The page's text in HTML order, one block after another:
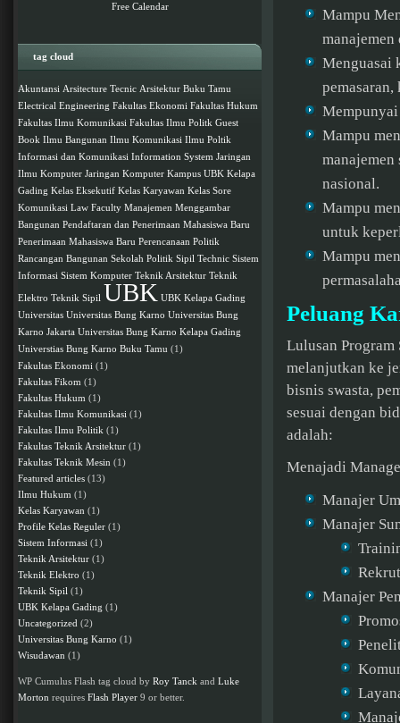
Mampu
manajemen
Menguasai
pemasaran,
Mempunyai
Mampu
nasional.
Mampu
untuk
Mampu
Peluang
Lulusan
melanjutkan ke
bisnis swasta,
sesuai dengan
adalah:
Menajadi
Manajer
Manajer
Manajer
Free Calendar
tag cloud
Akuntansi Arsitecture Tecnic Arsitektur Buku Tamu
Electrical Engineering Fakultas Ekonomi Fakultas Hukum
Fakultas Ilmu Komunikasi Fakultas Ilmu Politk Guest
Book Ilmu Bangunan Ilmu Komunikasi Ilmu Poltik
Informasi dan Komunikasi Information System Jaringan
Ilmu Komputer Jaringan Komputer Kampus UBK Kelapa
Gading Kelas Eksekutif Kelas Karyawan Kelas Sore
Komunikasi Law Faculty Manajemen Menggambar
Bangunan Pendaftaran dan Penerimaan Mahasiswa Baru
Penerimaan Mahasiswa Baru Perencanaan Politik
Rancangan Bangunan Sekolah Politik Sipil Technic Sistem
Informasi Sistem Komputer Teknik Arsitektur Teknik
Elektro Teknik Sipil UBK UBK Kelapa Gading
Universitas Universitas Bung Karno Universitas Bung
Karno Jakarta Universitas Bung Karno Kelapa Gading
Universtias Bung Karno Buku Tamu (1)
Fakultas Ekonomi (1)
Fakultas Fikom (1)
Fakultas Hukum (1)
Fakultas Ilmu Komunikasi (1)
Fakultas Ilmu Politik (1)
Fakultas Teknik Arsitektur (1)
Fakultas Teknik Mesin (1)
Featured articles (13)
Ilmu Hukum (1)
Kelas Karyawan (1)
Profile Kelas Reguler (1)
Sistem Informasi (1)
Teknik Arsitektur (1)
Teknik Elektro (1)
Teknik Sipil (1)
UBK Kelapa Gading (1)
Uncategorized (2)
Universitas Bung Karno (1)
Wisudawan (1)
WP Cumulus Flash tag cloud by Roy Tanck and Luke
Morton requires Flash Player 9 or better.